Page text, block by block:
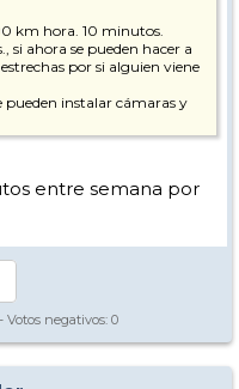
km hora. 10 minutos.
si ahora se pueden hacer a
por si alguien viene
pueden instalar cámaras y
entre semana por
- Votos negativos: 0